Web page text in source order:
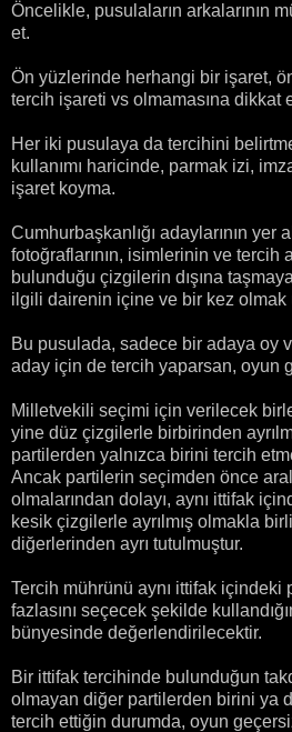
Öncelikle, pusulaların arkalarının
et.
Ön yüzlerinde herhangi bir işaret,
tercih işareti vs olmamasına dikkat
Her iki pusulaya da tercihini
kullanımı haricinde, parmak izi,
işaret koyma.
Cumhurbaşkanlığı adaylarının yer
fotoğraflarının, isimlerinin ve tercih
bulunduğu çizgilerin dışına
ilgili dairenin içine ve bir kez olmak
Bu pusulada, sadece bir adaya oy
aday için de tercih yaparsan, oyun
Milletvekili seçimi için verilecek
yine düz çizgilerle birbirinden
partilerden yalnızca birini tercih
Ancak partilerin seçimden önce
olmalarından dolayı, aynı ittifak
kesik çizgilerle ayrılmış olmakla
diğerlerinden ayrı tutulmuştur.
Tercih mührünü aynı ittifak içindeki
fazlasını seçecek şekilde
bünyesinde değerlendirilecektir.
Bir ittifak tercihinde bulunduğun
olmayan diğer partilerden birini ya
tercih ettiğin durumda, oyun